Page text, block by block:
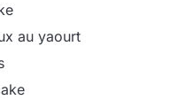
au yaourt